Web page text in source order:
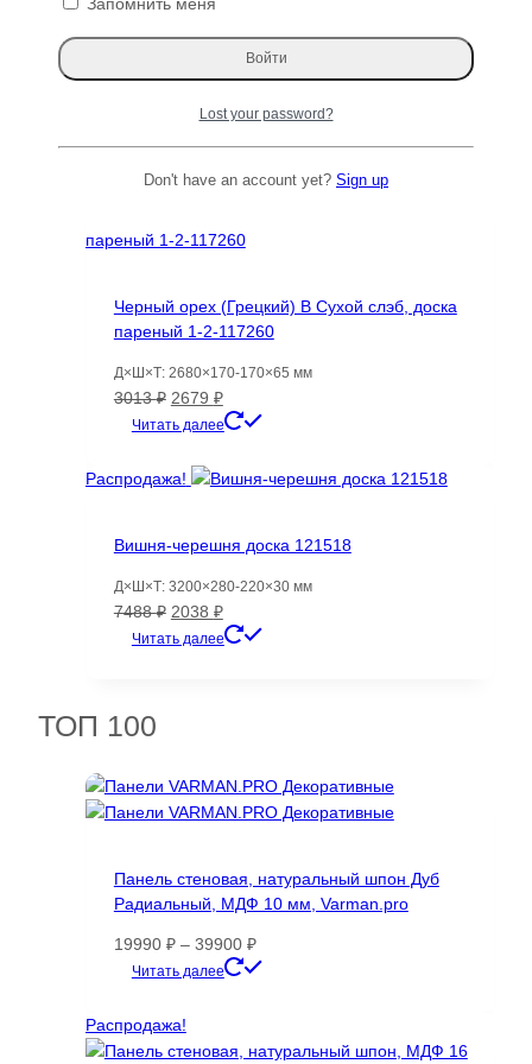
рукоделия, заготовка для кия, токарная
Первоначальная
911 ₽.
₽ Текущая
Распродажа!
Черный орех (Грецкий) B Сухой слэб, доска
пареный 1-2-117260
Д×Ш×Т: 2680×170-170×65 мм
3013₽ Первоначальная
цена
3013 ₽.
2679 ₽Текущая
цена:
Читать далее
Распродажа!
Вишня-черешня доска 121518
Д×Ш×Т: 3200×280-220×30 мм
7488₽ Первоначальная
цена
2038 ₽Текущая
цена:
Читать далее
ТОП 100
Панель стеновая, натуральный шпон Дуб
Радиальный, МДФ 10 мм, Varman.pro
19990 ₽ – 39900 ₽Диапазон
цен:
39900 ₽
Читать далее
несколько
Распродажа!
Lost your password?
Don't have an account yet? Sign up